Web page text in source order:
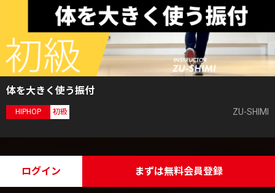
体を大きく使う振付
HIPHOP 初級 ZU-SHIMI
ログイン まずは無料会員登録